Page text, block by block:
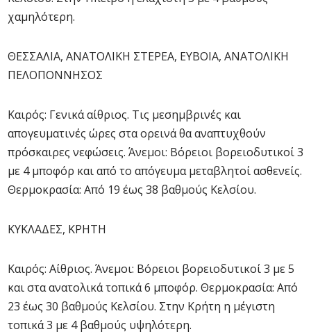
χαμηλότερη.
ΘΕΣΣΑΛΙΑ, ΑΝΑΤΟΛΙΚΗ ΣΤΕΡΕΑ, ΕΥΒΟΙΑ, ΑΝΑΤΟΛΙΚΗ
ΠΕΛΟΠΟΝΝΗΣΟΣ
Καιρός: Γενικά αίθριος. Τις μεσημβρινές και
απογευματινές ώρες στα ορεινά θα αναπτυχθούν
πρόσκαιρες νεφώσεις. Άνεμοι: Βόρειοι βορειοδυτικοί 3
με 4 μποφόρ και από το απόγευμα μεταβλητοί ασθενείς.
Θερμοκρασία: Από 19 έως 38 βαθμούς Κελσίου.
ΚΥΚΛΑΔΕΣ, ΚΡΗΤΗ
Καιρός: Αίθριος. Άνεμοι: Βόρειοι βορειοδυτικοί 3 με 5
και στα ανατολικά τοπικά 6 μποφόρ. Θερμοκρασία: Από
23 έως 30 βαθμούς Κελσίου. Στην Κρήτη η μέγιστη
τοπικά 3 με 4 βαθμούς υψηλότερη.